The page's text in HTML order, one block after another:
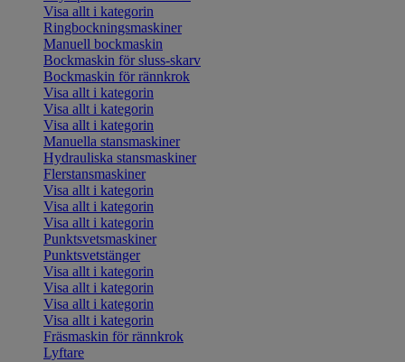
Visa allt i kategorin
Ringbockningsmaskiner
Manuell bockmaskin
Bockmaskin för sluss-skarv
Bockmaskin för rännkrok
Visa allt i kategorin
Visa allt i kategorin
Visa allt i kategorin
Manuella stansmaskiner
Hydrauliska stansmaskiner
Flerstansmaskiner
Visa allt i kategorin
Visa allt i kategorin
Visa allt i kategorin
Punktsvetsmaskiner
Punktsvetstänger
Visa allt i kategorin
Visa allt i kategorin
Visa allt i kategorin
Visa allt i kategorin
Fräsmaskin för rännkrok
Lyftare